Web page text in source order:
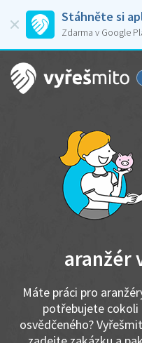
Stáhněte si
Zdarma v Google
aranžér
Máte práci pro
potřebujete cokoli
osvědčeného?